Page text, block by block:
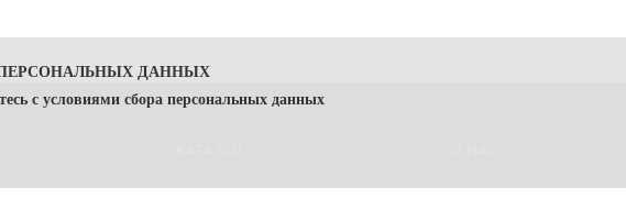
ДАННЫХ
с условиями сбора персональных данных